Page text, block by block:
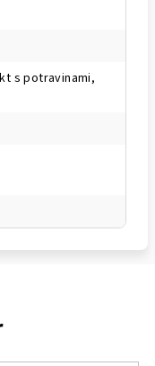
s potravinami,